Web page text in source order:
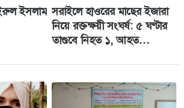
খাইরুল ইসলাম সরাইলে হাওরের মাছের ইজারা
নিয়ে রক্তক্ষয়ী সংঘর্ষ: ৫ ঘণ্টার
তাণ্ডবে নিহত ১, আহত